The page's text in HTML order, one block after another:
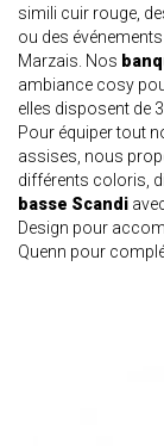
simili cuir rouge ,
ou des
Marzais. Nos
ambiance cosy
elles disposent de
Pour équiper tout
assises, nous
différents coloris,
basse Scandi
Design pour
Quenn pour